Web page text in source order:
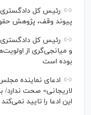
رئیس کل
پیوند وقف، پژوهش
رئیس کل
و میانجی‌گری از
بوده است
ادعای نماینده
لاریجانی» صحت
این ادعا را تایید نمی‌کند